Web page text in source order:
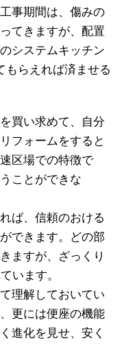
事期間は、傷みの
てきますが、配置
システムキッチン
もらえれば済ませる
買い求めて、自分
フォームをすると
区場での特徴で
ことができな
ば、信頼のおける
できます。どの部
ますが、ざっくり
います。
理解しておいてい
更には便座の機能
進化を見せ、安く